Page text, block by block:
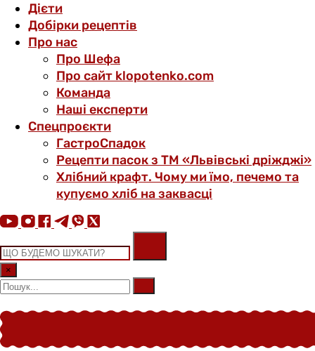
Дієти
Добірки рецептів
Про нас
Про Шефа
Про сайт klopotenko.com
Команда
Наші експерти
Спецпроєкти
ГастроСпадок
Рецепти пасок з ТМ «Львівські дріжджі»
Хлібний крафт. Чому ми їмо, печемо та
купуємо хліб на заквасці
×